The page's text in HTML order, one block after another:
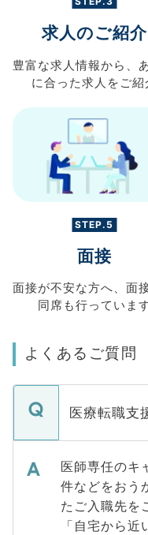
求人のご紹介
豊富な求人情報から、
に合った求人を ご紹
STEP.5
面接
面接が不安な方へ、 面
同席も行っていま
よくあるご質問
医療転職支
医師専任のキ
件などをおう
たご入職先を
「自宅から近